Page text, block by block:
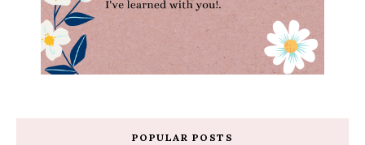
POPULAR POSTS